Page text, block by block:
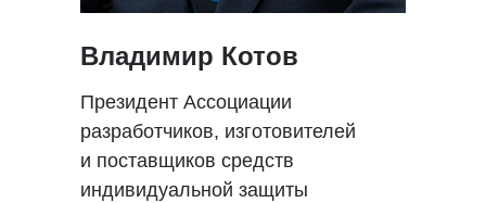
Президент Ассоциации
разработчиков, изготовителей
и поставщиков средств
индивидуальной защиты
Владимир Котов